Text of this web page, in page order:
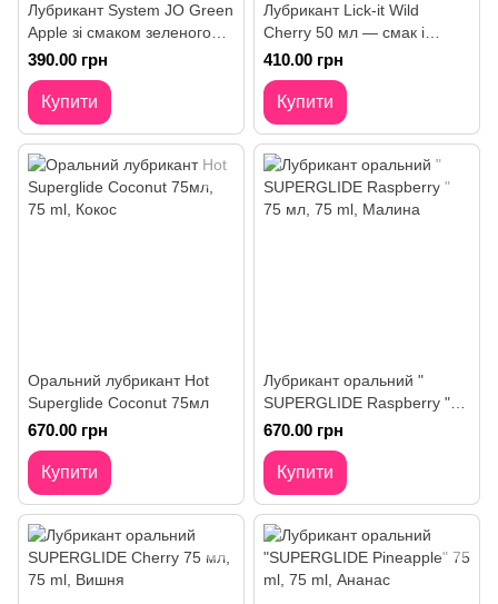
Лубрикант System JO Green
Apple зі смаком зеленого
яблука 30 ml
390.00 грн
Купити
Лубрикант Lick-it Wild
Cherry 50 мл — смак і
аромат вишні
410.00 грн
Купити
Оральний лубрикант Hot
Superglide Coconut 75мл
670.00 грн
Купити
Лубрикант оральний "
SUPERGLIDE Raspberry "
75 мл
670.00 грн
Купити